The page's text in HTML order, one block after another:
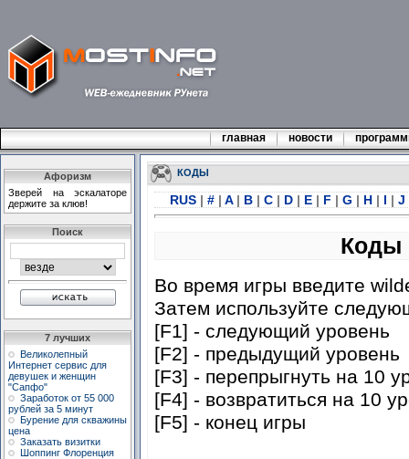
главная новости
Афоризм
Звеpей на эскалатоpе
деpжите за клюв!
Поиск
7 лучших
Великолепный
Интернет сервис для
девушек и женщин
"Сапфо"
Заработок от 55 000
рублей за 5 минут
Бурение для скважины
цена
Заказать визитки
Шоппинг Флоренция
КОДЫ
RUS | # | A | B | C | D | E | F | G | H | I | J
Коды
Во время игры введите
Затем используйте
[F1] - следующий уровень
[F2] - предыдущий уровень
[F3] - перепрыгнуть на 10
[F4] - возвратиться на 10
[F5] - конец игры